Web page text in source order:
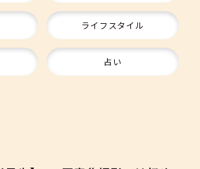
ライフスタイル
占い